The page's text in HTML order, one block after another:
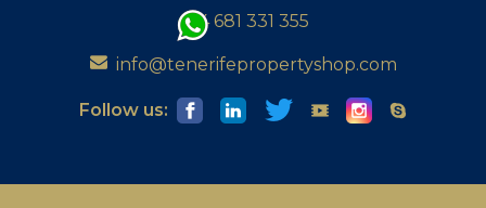
+34 681 331 355
info@tenerifepropertyshop.com
Follow us: